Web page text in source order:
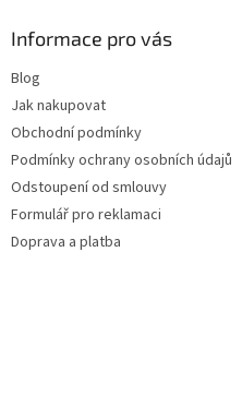
Informace pro vás
Blog
Jak nakupovat
Obchodní podmínky
Podmínky ochrany osobních údajů
Odstoupení od smlouvy
Formulář pro reklamaci
Doprava a platba